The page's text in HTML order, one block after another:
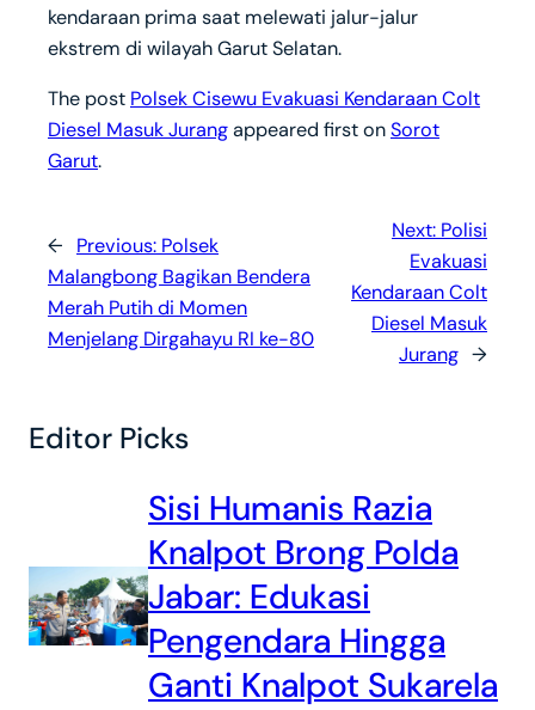
kendaraan prima saat melewati jalur-jalur
ekstrem di wilayah Garut Selatan.
The post Polsek Cisewu Evakuasi Kendaraan Colt
Diesel Masuk Jurangappeared first onSorot
Garut.
← Previous: Polsek
Malangbong Bagikan Bendera
Merah Putih di Momen
Menjelang Dirgahayu RI ke-80
Next: Polisi
Evakuasi
Kendaraan Colt
Diesel Masuk
Jurang →
Editor Picks
Sisi Humanis Razia
Knalpot Brong Polda
Jabar: Edukasi
Pengendara Hingga
Ganti Knalpot Sukarela